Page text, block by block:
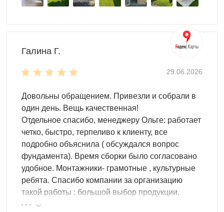
террасные шкафы
Оформить хозблок можно в любом стиле.
возможно использование одного или сразу
Мы сможем нанести на хозблок яркое граффити,
чтобы придать постройке индивидуальность и
выделить ее среди других.
Можно заказать нанесение надписей, логотипов и
водяных знаков.
Особенности
Вместительный контейнер SKOGGY – идеальный
вариант для хранения.
Двускатная крыша – прочная и надежная, стойкая к
Галина Г.
29.06.2026
Довольны обращением. Привезли и собрали в
один день. Вещь качественная!
Отдельное спасибо, менеджеру Ольге: работает
четко, быстро, терпеливо к клиенту, все
подробно объяснила ( обсуждался вопрос
фундамента). Время сборки было согласовано
удобное. Монтажники- грамотные , культурные
ребята. Спасибо компании за организацию
такой работы : большой выбор продукции,
реальные цены.